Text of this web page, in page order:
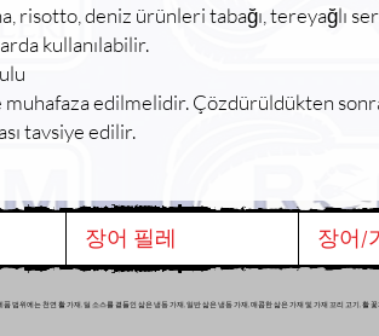
risotto, deniz ürünleri tabağı, tereyağlı
kullanılabilir.
muhafaza edilmelidir. Çözdürüldükten
tavsiye edilir.
장어 필레 장어/
위에는 천연 활 가재, 딜 소스를 곁들인 삶은 냉동 가재, 일반 삶은 냉동 가재, 매콤한 삶은 가재 및 가재 꼬리 고기,